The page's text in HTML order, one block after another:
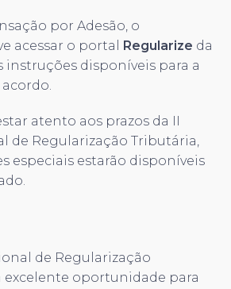
por Adesão, o
acessar o portal
Regularize da
instruções disponíveis para a
atento aos prazos da II
de Regularização Tributária,
especiais estarão disponíveis
de Regularização
excelente oportunidade para